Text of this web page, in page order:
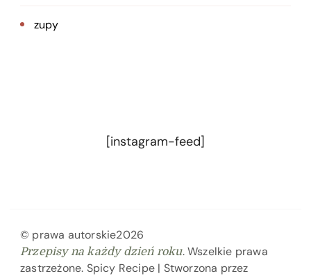
zupy
[instagram-feed]
© prawa autorskie2026
Przepisy na każdy dzień roku. Wszelkie prawa
zastrzeżone. Spicy Recipe | Stworzona przez